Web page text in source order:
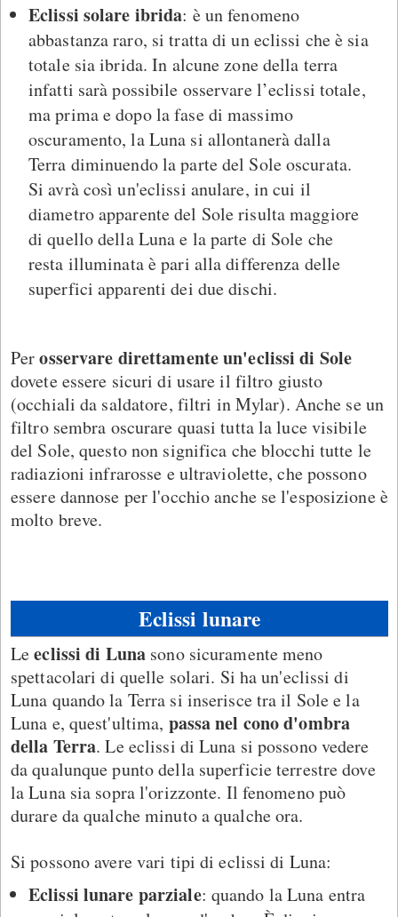
Eclissi solare ibrida: è un fenomeno
abbastanza raro, si tratta di un eclissi che è sia
totale sia ibrida. In alcune zone della terra
infatti sarà possibile osservare l’eclissi totale,
ma prima e dopo la fase di massimo
oscuramento, la Luna si allontanerà dalla
Terra diminuendo la parte del Sole oscurata.
Si avrà così un'eclissi anulare, in cui il
diametro apparente del Sole risulta maggiore
di quello della Luna e la parte di Sole che
resta illuminata è pari alla differenza delle
superfici apparenti dei due dischi.
Perosservare direttamente un'eclissi di Sole
dovete essere sicuri di usare il filtro giusto
(occhiali da saldatore, filtri in Mylar). Anche se un
filtro sembra oscurare quasi tutta la luce visibile
del Sole, questo non significa che blocchi tutte le
radiazioni infrarosse e ultraviolette, che possono
essere dannose per l'occhio anche se l'esposizione è
molto breve.
Eclissi lunare
Leeclissi di Luna sono sicuramente meno
spettacolari di quelle solari. Si ha un'eclissi di
Luna quando la Terra si inserisce tra il Sole e la
Luna e, quest'ultima, passa nel cono d'ombra
della Terra. Le eclissi di Luna si possono vedere
da qualunque punto della superficie terrestre dove
la Luna sia sopra l'orizzonte. Il fenomeno può
durare da qualche minuto a qualche ora.
Si possono avere vari tipi di eclissi di Luna:
Eclissi lunare parziale: quando la Luna entra